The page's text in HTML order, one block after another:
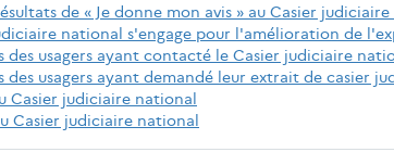
de « Je donne mon avis » au Casier
national s'engage pour l'amélioration de
des usagers ayant contacté le Casier judiciaire
des usagers ayant demandé leur extrait de casier
Casier judiciaire national
Casier judiciaire national